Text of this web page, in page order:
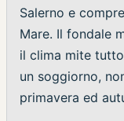
Salerno e
Mare. Il fondale
il clima mite
un soggiorno,
primavera ed